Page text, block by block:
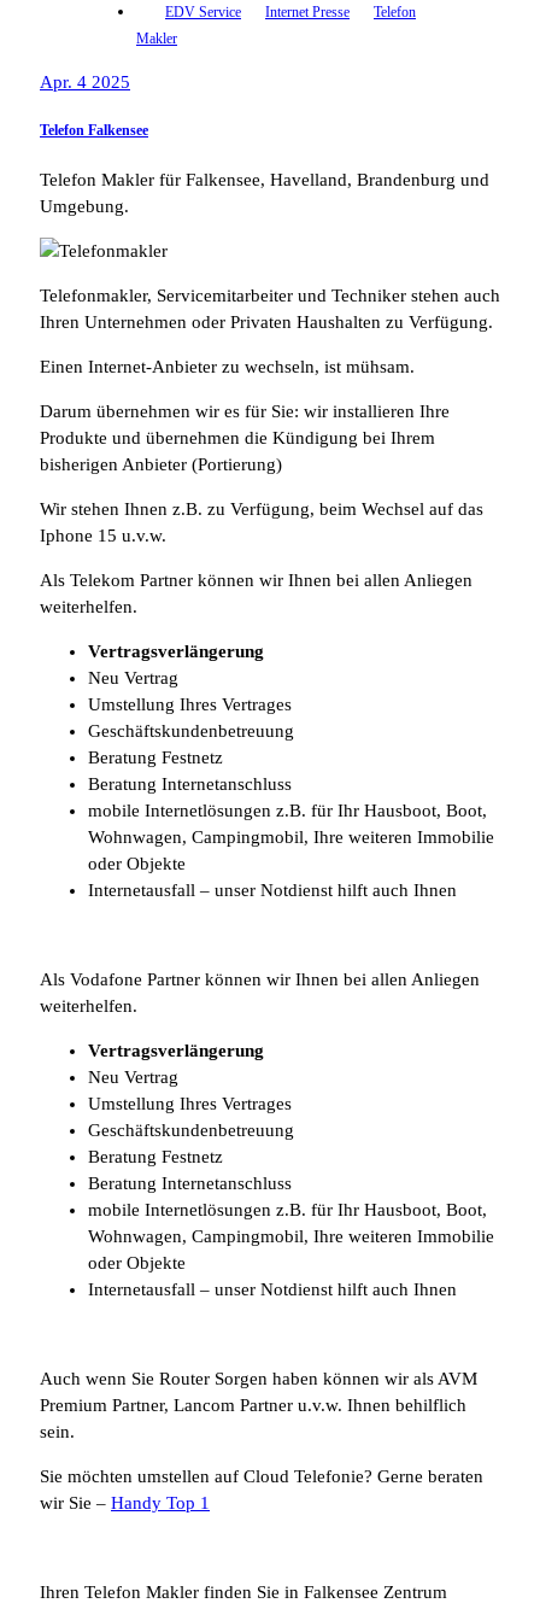
EDV Service Internet Presse
Telefon
Makler
Apr. 4 2025
Telefon Falkensee
Telefon Makler für Falkensee, Havelland, Brandenburg und
Umgebung.
Telefonmakler, Servicemitarbeiter und Techniker stehen auch
Ihren Unternehmen oder Privaten Haushalten zu Verfügung.
Einen Internet-Anbieter zu wechseln, ist mühsam.
Darum übernehmen wir es für Sie: wir installieren Ihre
Produkte und übernehmen die Kündigung bei Ihrem
bisherigen Anbieter (Portierung)
Wir stehen Ihnen z.B. zu Verfügung, beim Wechsel auf das
Iphone 15 u.v.w.
Als Telekom Partner können wir Ihnen bei allen Anliegen
weiterhelfen.
Vertragsverlängerung
Neu Vertrag
Umstellung Ihres Vertrages
Geschäftskundenbetreuung
Beratung Festnetz
Beratung Internetanschluss
mobile Internetlösungen z.B. für Ihr Hausboot, Boot,
Wohnwagen, Campingmobil, Ihre weiteren Immobilie
oder Objekte
Internetausfall – unser Notdienst hilft auch Ihnen
Als Vodafone Partner können wir Ihnen bei allen Anliegen
weiterhelfen.
Vertragsverlängerung
Neu Vertrag
Umstellung Ihres Vertrages
Geschäftskundenbetreuung
Beratung Festnetz
Beratung Internetanschluss
mobile Internetlösungen z.B. für Ihr Hausboot, Boot,
Wohnwagen, Campingmobil, Ihre weiteren Immobilie
oder Objekte
Internetausfall – unser Notdienst hilft auch Ihnen
Auch wenn Sie Router Sorgen haben können wir als AVM
Premium Partner, Lancom Partner u.v.w. Ihnen behilflich
sein.
Sie möchten umstellen auf Cloud Telefonie? Gerne beraten
wir Sie – Handy Top 1
Ihren Telefon Makler finden Sie in Falkensee Zentrum